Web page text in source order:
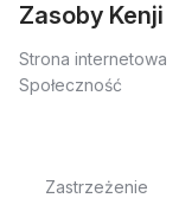
Zasoby Kenji
Strona internetowa
Społeczność
Zastrzeżenie